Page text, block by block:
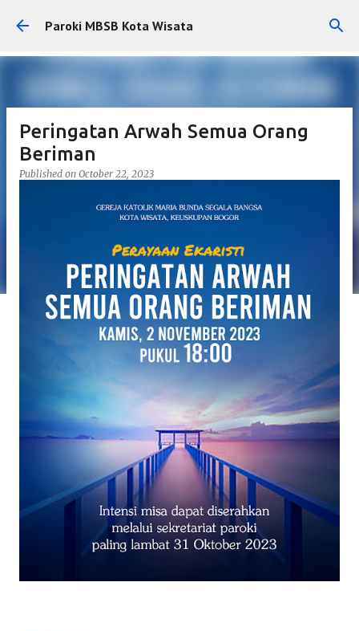
Skip to main content
Paroki MBSB Kota Wisata
Peringatan Arwah Semua Orang
Beriman
Published on October 22, 2023